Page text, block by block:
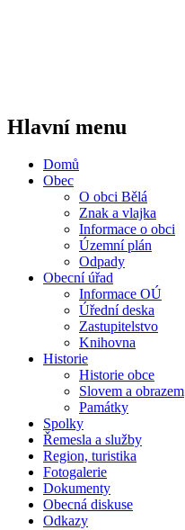
Hlavní menu
Domů
Obec
O obci Bělá
Znak a vlajka
Informace o obci
Územní plán
Odpady
Obecní úřad
Informace OÚ
Úřední deska
Zastupitelstvo
Knihovna
Historie
Historie obce
Slovem a obrazem
Památky
Spolky
Řemesla a služby
Region, turistika
Fotogalerie
Dokumenty
Obecná diskuse
Odkazy